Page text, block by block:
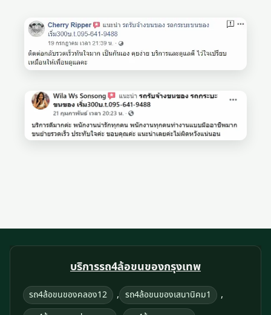
บริการรถ4ล้อขนของกรุงเทพ
รถ4ล้อขนของคลอง12 , รถ4ล้อขนของเสนานิคม1 ,